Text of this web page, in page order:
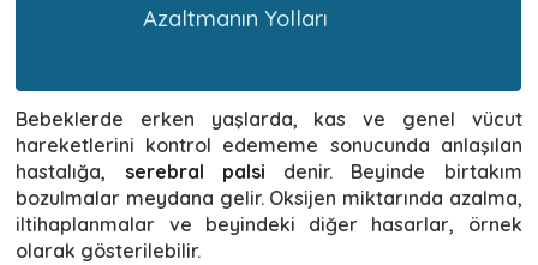
Azaltmanın Yolları
Bebeklerde erken yaşlarda, kas ve genel vücut
hareketlerini kontrol edememe sonucunda anlaşılan
hastalığa, serebral palsi denir. Beyinde birtakım
bozulmalar meydana gelir. Oksijen miktarında azalma,
iltihaplanmalar ve beyindeki diğer hasarlar, örnek
olarak gösterilebilir.